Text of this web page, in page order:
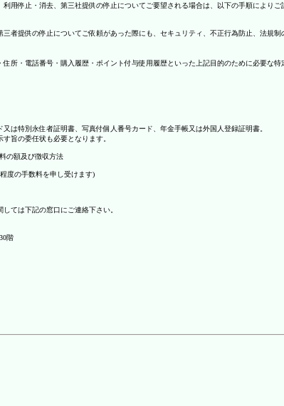
用停止・消去、第三社提供の停止についてご要望される場合は、以下の手順によりご
者提供の停止についてご依頼があった際にも、セキュリティ、不正行為防止、法
所・電話番号・購入履歴・ポイント付与使用履歴といった上記目的のために必要な
は特別永住者証明書、写真付個人番号カード、年金手帳又は外国人登録証明書。
旨の委任状も必要となります。
の額及び徴収方法
度の手数料を申し受けます)
ては下記の窓口にご連絡下さい。
階